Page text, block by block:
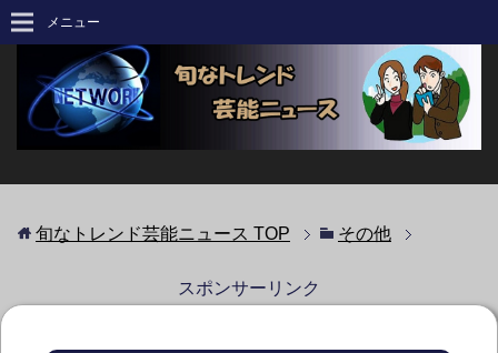
メニュー
旬なトレンド芸能ニュース TOP その他
スポンサーリンク